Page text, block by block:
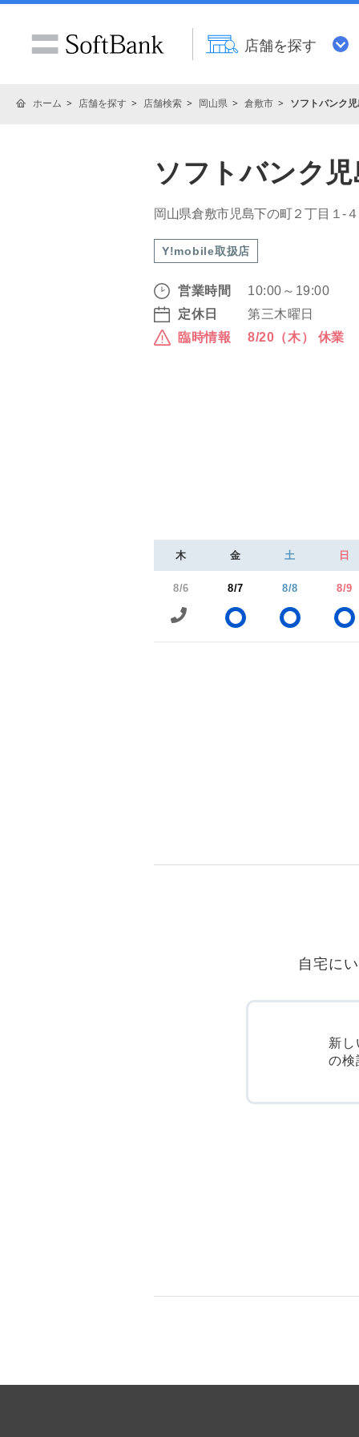
店舗を探す
ホーム 店舗を探す 店舗検索 岡山県 倉敷市 ソフトバンク
ソフトバンク
岡山県倉敷市児島下の町２丁目１‐
Y!mobile取扱店
営業時間
10:00～19:00
定休日
第三木曜日
臨時情報
8/20（木） 休業
木 金 土 日
8/6 8/7 8/8 8/9
自宅に
新し
の検